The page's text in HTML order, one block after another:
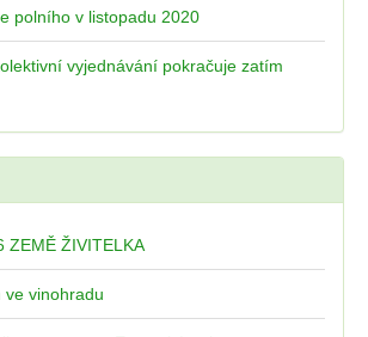
polního v listopadu 2020
vyjednávání pokračuje zatím
ZEMĚ ŽIVITELKA
ve vinohradu